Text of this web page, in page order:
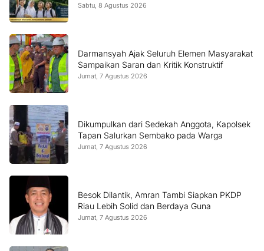
Sabtu, 8 Agustus 2026
Darmansyah Ajak Seluruh Elemen Masyarakat
Sampaikan Saran dan Kritik Konstruktif
Jumat, 7 Agustus 2026
Dikumpulkan dari Sedekah Anggota, Kapolsek
Tapan Salurkan Sembako pada Warga
Jumat, 7 Agustus 2026
Besok Dilantik, Amran Tambi Siapkan PKDP
Riau Lebih Solid dan Berdaya Guna
Jumat, 7 Agustus 2026